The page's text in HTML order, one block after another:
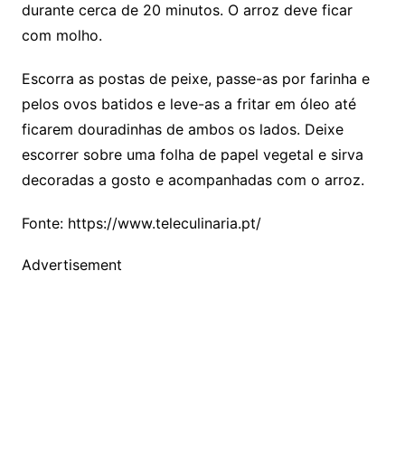
durante cerca de 20 minutos. O arroz deve ficar
com molho.
Escorra as postas de peixe, passe-as por farinha e
pelos ovos batidos e leve-as a fritar em óleo até
ficarem douradinhas de ambos os lados. Deixe
escorrer sobre uma folha de papel vegetal e sirva
decoradas a gosto e acompanhadas com o arroz.
Fonte: https://www.teleculinaria.pt/
Advertisement